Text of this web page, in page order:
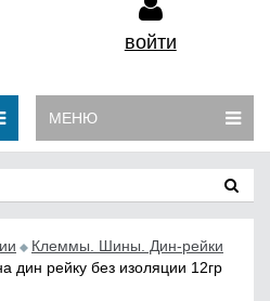
войти
МЕНЮ
Клеммы. Шины. Дин-рейки
дин рейку без изоляции 12гр